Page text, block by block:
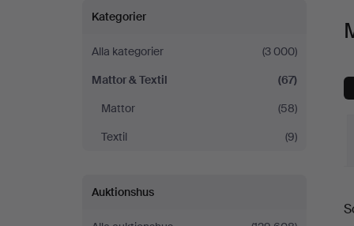
Mattor
&
Textil
på
Online
Kategorier
Alla kategorier
(3 000)
Mattor & Textil
(67)
Mattor
(58)
Textil
(9)
Auktionshus